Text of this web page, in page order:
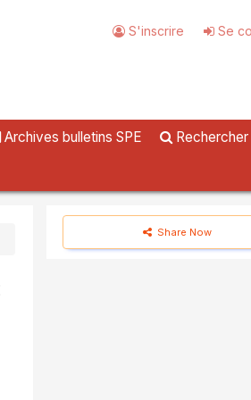
S'inscrire Se
Archives bulletins SPE Rechercher
Share Now